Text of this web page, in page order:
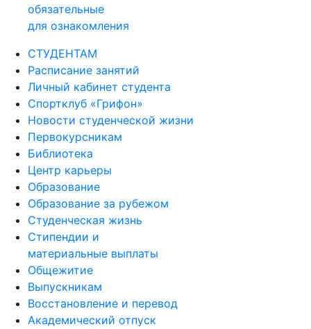
обязательные
для ознакомления
СТУДЕНТАМ
Расписание занятий
Личный кабинет студента
Спортклуб «Грифон»
Новости студенческой жизни
Первокурсникам
Библиотека
Центр карьеры
Образование
Образование за рубежом
Студенческая жизнь
Стипендии и
материальные выплаты
Общежитие
Выпускникам
Восстановление и перевод
Академический отпуск